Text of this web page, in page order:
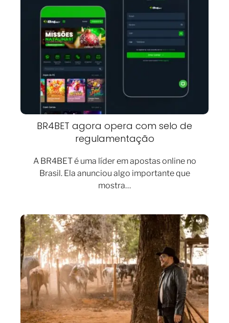
BR4BET agora opera com selo de
regulamentação
A BR4BET é uma líder em apostas online no
Brasil. Ela anunciou algo importante que
mostra…